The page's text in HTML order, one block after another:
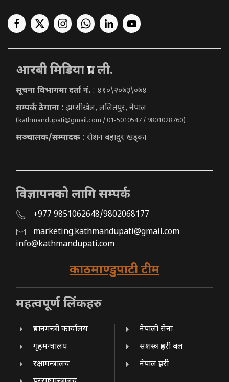
आरबी मिडिया प्रा. ली.
सूचना विभागमा दर्ता नं. : ४१०\२०७३\०७४
सम्पर्क ठेगाना : झम्सीखेल, ललितपुर, नेपाल
(kathmandupati@gmail.com / 01-5010547 / 9801028760)
सञ्चालक/सम्पादक : रोशन बहादुर खड्का
विज्ञापनको लागि सम्पर्क
+977 9851062648/9802068177
marketing.kathmandupati@gmail.com
info@kathmandupati.com
काठमाण्डुपाटी टीम
महत्वपूर्ण लिंकहरु
प्रधानमन्त्री कार्यालय
गृहमन्त्रालय
रक्षामन्त्रालय
नेपाली सेना
सशस्त्र प्रहरी बल
नेपाल प्रहरी